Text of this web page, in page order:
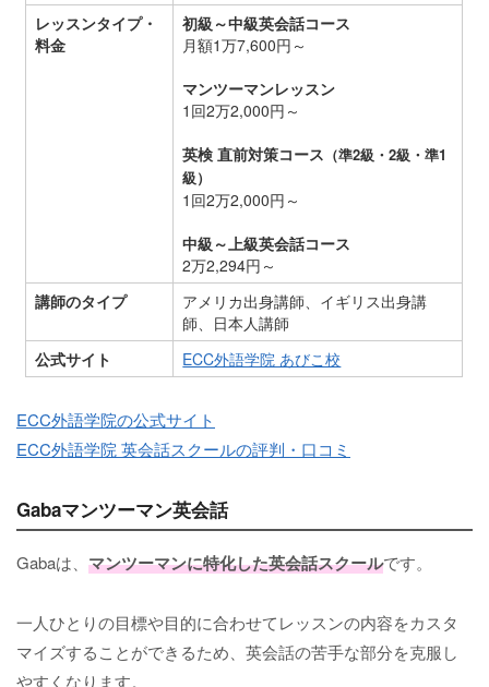
レッスンタイプ・
料金
初級～中級英会話コース
月額1万7,600円～
マンツーマンレッスン
1回2万2,000円～
英検 直前対策コース （準2級・2級・準1
級）
1回2万2,000円～
中級～上級英会話コース
2万2,294円～
講師のタイプ
アメリカ出身講師、イギリス出身講
師、日本人講師
公式サイト
ECC外語学院 あびこ校
ECC外語学院の公式サイト
ECC外語学院 英会話スクールの評判・口コミ
Gabaマンツーマン英会話
Gabaは、 マンツーマンに特化した英会話スクールです。
一人ひとりの目標や目的に合わせてレッスンの内容をカスタ
マイズすることができるため、英会話の苦手な部分を克服し
やすくなります。